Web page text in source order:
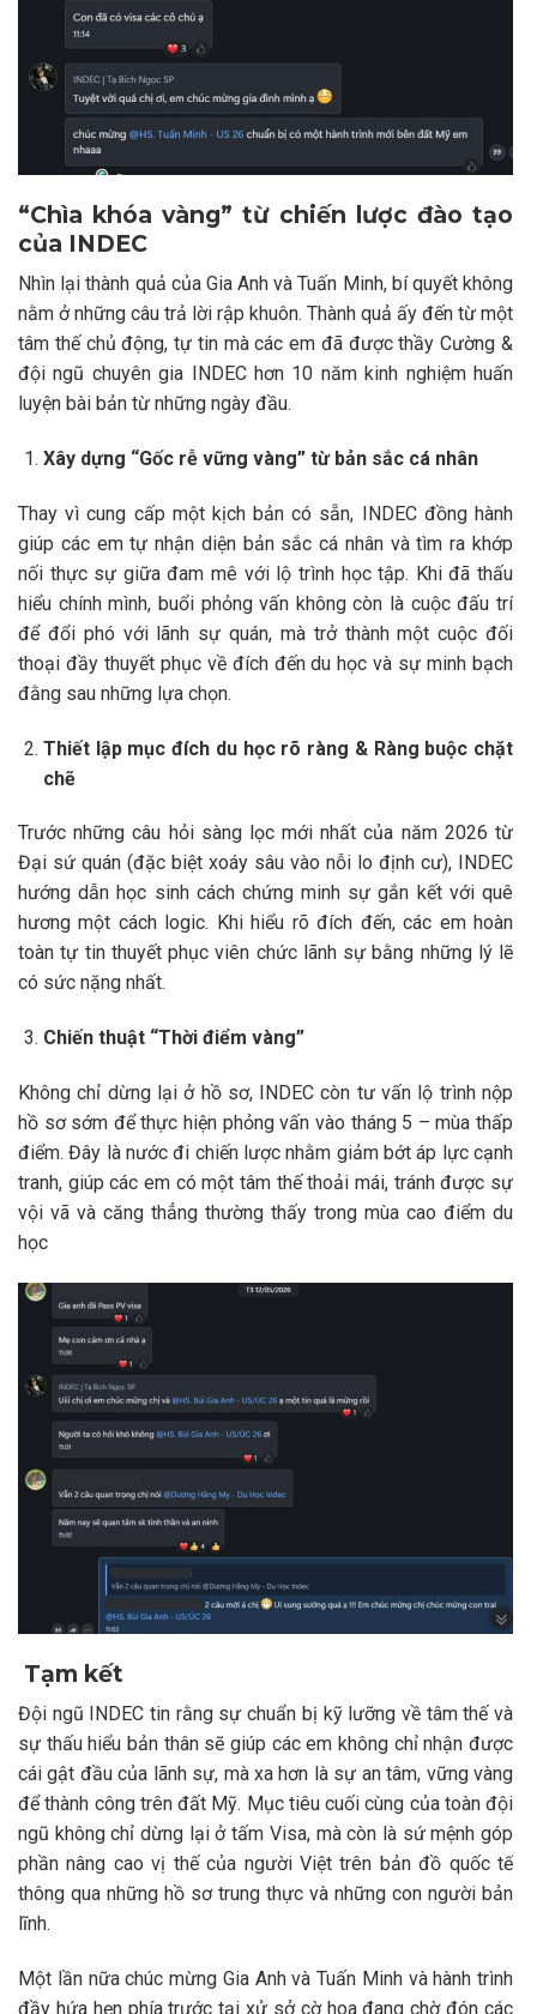
“Chìa khóa vàng” từ chiến lược đào tạo
của INDEC
Nhìn lại thành quả của Gia Anh và Tuấn Minh, bí quyết không
nằm ở những câu trả lời rập khuôn. Thành quả ấy đến từ một
tâm thế chủ động, tự tin mà các em đã được thầy Cường &
đội ngũ chuyên gia INDEC hơn 10 năm kinh nghiệm huấn
luyện bài bản từ những ngày đầu.
Xây dựng “Gốc rễ vững vàng” từ bản sắc cá nhân
Thay vì cung cấp một kịch bản có sẵn, INDEC đồng hành
giúp các em tự nhận diện bản sắc cá nhân và tìm ra khớp
nối thực sự giữa đam mê với lộ trình học tập. Khi đã thấu
hiểu chính mình, buổi phỏng vấn không còn là cuộc đấu trí
để đổi phó với lãnh sự quán, mà trở thành một cuộc đối
thoại đầy thuyết phục về đích đến du học và sự minh bạch
đằng sau những lựa chọn.
Thiết lập mục đích du học rõ ràng & Ràng buộc chặt
chẽ
Trước những câu hỏi sàng lọc mới nhất của năm 2026 từ
Đại sứ quán (đặc biệt xoáy sâu vào nỗi lo định cư), INDEC
hướng dẫn học sinh cách chứng minh sự gắn kết với quê
hương một cách logic. Khi hiểu rõ đích đến, các em hoàn
toàn tự tin thuyết phục viên chức lãnh sự bằng những lý lẽ
có sức nặng nhất.
Chiến thuật “Thời điểm vàng”
Không chỉ dừng lại ở hồ sơ, INDEC còn tư vấn lộ trình nộp
hồ sơ sớm để thực hiện phỏng vấn vào tháng 5 – mùa thấp
điểm.Đây là nước đi chiến lược nhằm giảm bớt áp lực cạnh
tranh, giúp các em có một tâm thế thoải mái, tránh được sự
vội vã và căng thẳng thường thấy trong mùa cao điểm du
học
Tạm kết
Đội ngũ INDEC tin rằng sự chuẩn bị kỹ lưỡng về tâm thế và
sự thấu hiểu bản thân sẽ giúp các em không chỉ nhận được
cái gật đầu của lãnh sự, mà xa hơn là sự an tâm, vững vàng
để thành công trên đất Mỹ. Mục tiêu cuối cùng của toàn đội
ngũ không chỉ dừng lại ở tấm Visa, mà còn là sứ mệnh góp
phần nâng cao vị thế của người Việt trên bản đồ quốc tế
thông qua những hồ sơ trung thực và những con người bản
lĩnh.
Một lần nữa chúc mừng Gia Anh và Tuấn Minh và hành trình
đầy hứa hẹn phía trước tại xử sở cờ hoa đang chờ đón các